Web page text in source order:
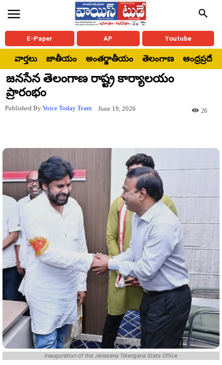
E-Paper AP Youtube
వార్తలు జాతీయం అంతర్జాతీయం తెలంగాణ ఆంధ్రప్రదేశ్
జనసేన తెలంగాణ రాష్ట్ర కార్యాలయం
ప్రారంభం
Published By Voice Today Team June 19, 2026 26
Inauguration of the Janasena Telangana State Office